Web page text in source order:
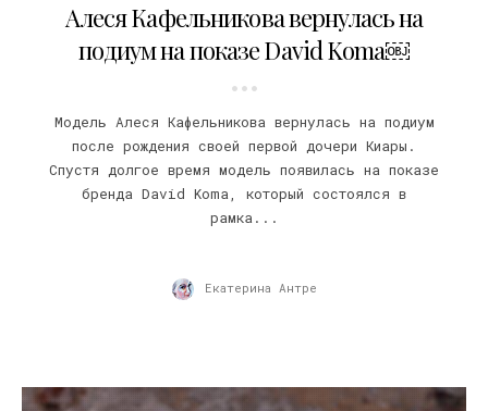
Алеся Кафельникова вернулась на
подиум на показе David Koma￼
Модель Алеся Кафельникова вернулась на подиум
после рождения своей первой дочери Киары.
Спустя долгое время модель появилась на показе
бренда David Koma, который состоялся в
рамка...
Екатерина Антре